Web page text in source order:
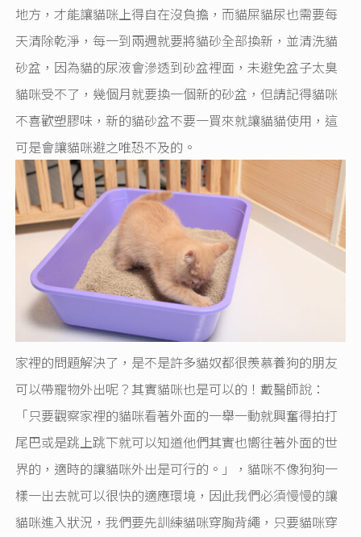
地方，才能讓貓咪上得自在沒負擔，而貓屎貓尿也需要每
天清除乾淨，每一到兩週就要將貓砂全部換新，並清洗貓
砂盆，因為貓的尿液會滲透到砂盆裡面，未避免盆子太臭
貓咪受不了，幾個月就要換一個新的砂盆，但請記得貓咪
不喜歡塑膠味，新的貓砂盆不要一買來就讓貓貓使用，這
可是會讓貓咪避之唯恐不及的。
家裡的問題解決了，是不是許多貓奴都很羨慕養狗的朋友
可以帶寵物外出呢？其實貓咪也是可以的！戴醫師說：
「只要觀察家裡的貓咪看著外面的一舉一動就興奮得拍打
尾巴或是跳上跳下就可以知道他們其實也嚮往著外面的世
界的，適時的讓貓咪外出是可行的。」，貓咪不像狗狗一
樣一出去就可以很快的適應環境，因此我們必須慢慢的讓
貓咪進入狀況，我們要先訓練貓咪穿胸背繩，只要貓咪穿